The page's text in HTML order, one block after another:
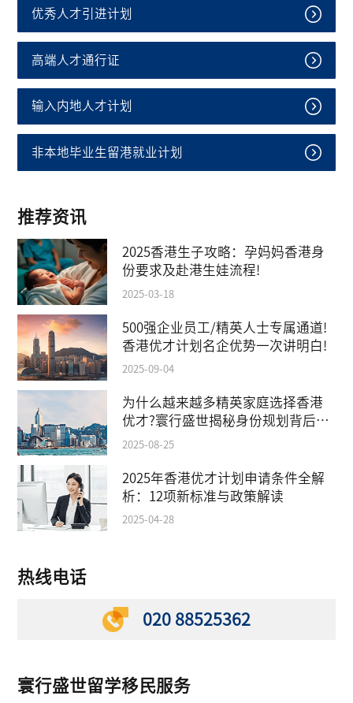
优秀人才引进计划
高端人才通行证
输入内地人才计划
非本地毕业生留港就业计划
推荐资讯
2025香港生子攻略：孕妈妈香港身
份要求及赴港生娃流程!
2025-03-18
500强企业员工/精英人士专属通道!
香港优才计划名企优势一次讲明白!
2025-09-04
为什么越来越多精英家庭选择香港
优才?寰行盛世揭秘身份规划背后的
教育红利
2025-08-25
2025年香港优才计划申请条件全解
析：12项新标准与政策解读
2025-04-28
热线电话
020 88525362
寰行盛世留学移民服务